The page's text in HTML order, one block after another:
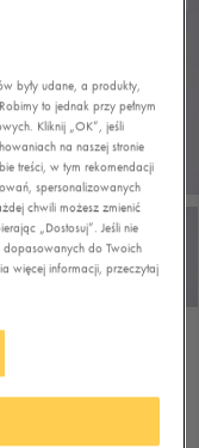
1/9
były udane, a produkty,
to jednak przy pełnym
Kliknij „OK”, jeśli
na naszej stronie
treści, w tym rekomendacji
spersonalizowanych
chwili możesz zmienić
„Dostosuj”. Jeśli nie
do Twoich
więcej informacji, przeczytaj